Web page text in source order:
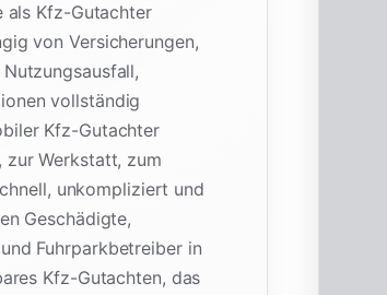
als Kfz-Gutachter
von Versicherungen,
vollständig
Kfz-Gutachter
zur Werkstatt, zum
unkompliziert und
Geschädigte,
Fuhrparkbetreiber in
Kfz-Gutachten, das